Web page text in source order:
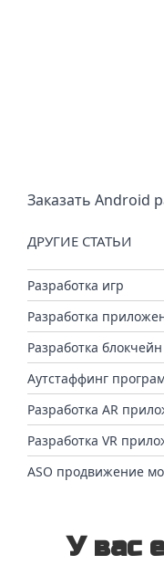
Заказать Android
ДРУГИЕ СТАТЬИ
Разработка игр
Разработка
Разработка
Аутстаффинг
Разработка AR
Разработка VR
ASO продвижение
У вас